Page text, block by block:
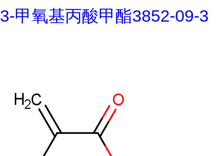
3-甲氧基丙酸甲酯3852-09-3